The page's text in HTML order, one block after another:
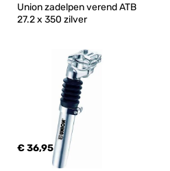
Union zadelpen verend ATB
27.2 x 350 zilver
€ 36,95